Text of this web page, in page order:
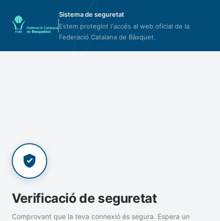
Sistema de seguretat
Estem protegint l'accés al web oficial de la
Federació Catalana de Bàsquet.
Verificació de seguretat
Comprovant que la teva connexió és segura. Espera un